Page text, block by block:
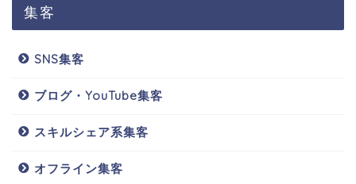
集客
SNS集客
ブログ・YouTube集客
スキルシェア系集客
オフライン集客